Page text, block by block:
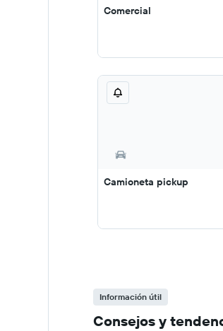
Comercial
Camioneta pickup
Información útil
Consejos y